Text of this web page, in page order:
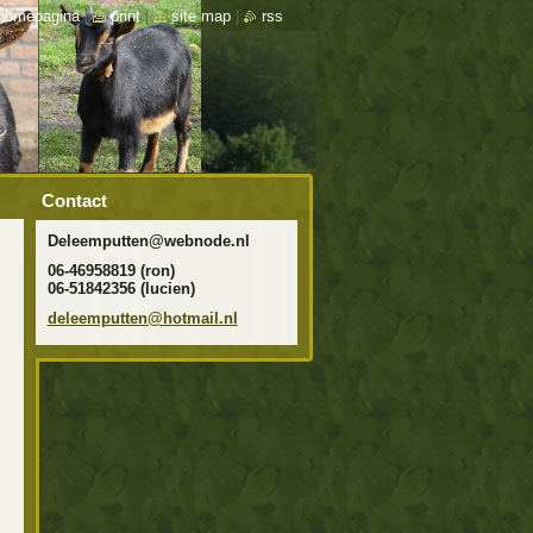
Contact
Deleemputten@webnode.nl
06-46958819 (ron)
06-51842356 (lucien)
deleemputten@hotmail.nl
| print | site map rss